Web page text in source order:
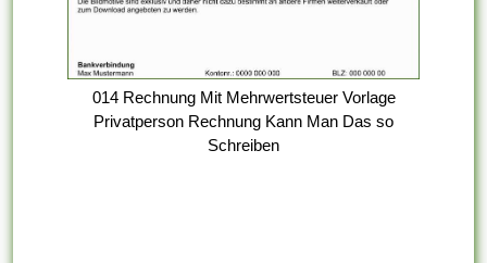
014 Rechnung Mit Mehrwertsteuer Vorlage
Privatperson Rechnung Kann Man Das so
Schreiben